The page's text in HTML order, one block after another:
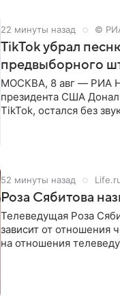
22 минуты назад ©
TikTok убрал
предвыборного
МОСКВА, 8 авг — РИА
президента США
TikTok, остался без
52 минуты назад
Роза Сябитова
Телеведущая Роза
зависит от отношения
на отношения